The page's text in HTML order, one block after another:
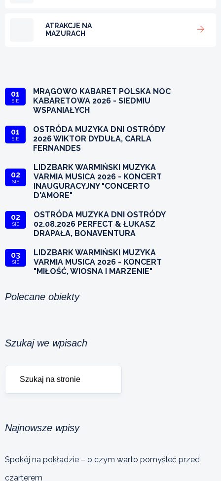
ATRAKCJE NA
MAZURACH
01
SIE
MRĄGOWO KABARET POLSKA NOC
KABARETOWA 2026 - SIEDMIU
WSPANIAŁYCH
01
SIE
OSTRÓDA MUZYKA DNI OSTRÓDY
2026 WIKTOR DYDUŁA, CARLA
FERNANDES
02
SIE
LIDZBARK WARMIŃSKI MUZYKA
VARMIA MUSICA 2026 - KONCERT
INAUGURACYJNY "CONCERTO
D'AMORE"
02
SIE
OSTRÓDA MUZYKA DNI OSTRÓDY
02.08.2026 PERFECT & ŁUKASZ
DRAPAŁA, BONAVENTURA
03
SIE
LIDZBARK WARMIŃSKI MUZYKA
VARMIA MUSICA 2026 - KONCERT
"MIŁOŚĆ, WIOSNA I MARZENIE"
Polecane obiekty
Szukaj we wpisach
Najnowsze wpisy
Spokój na pokładzie – o czym warto pomyśleć przed
czarterem